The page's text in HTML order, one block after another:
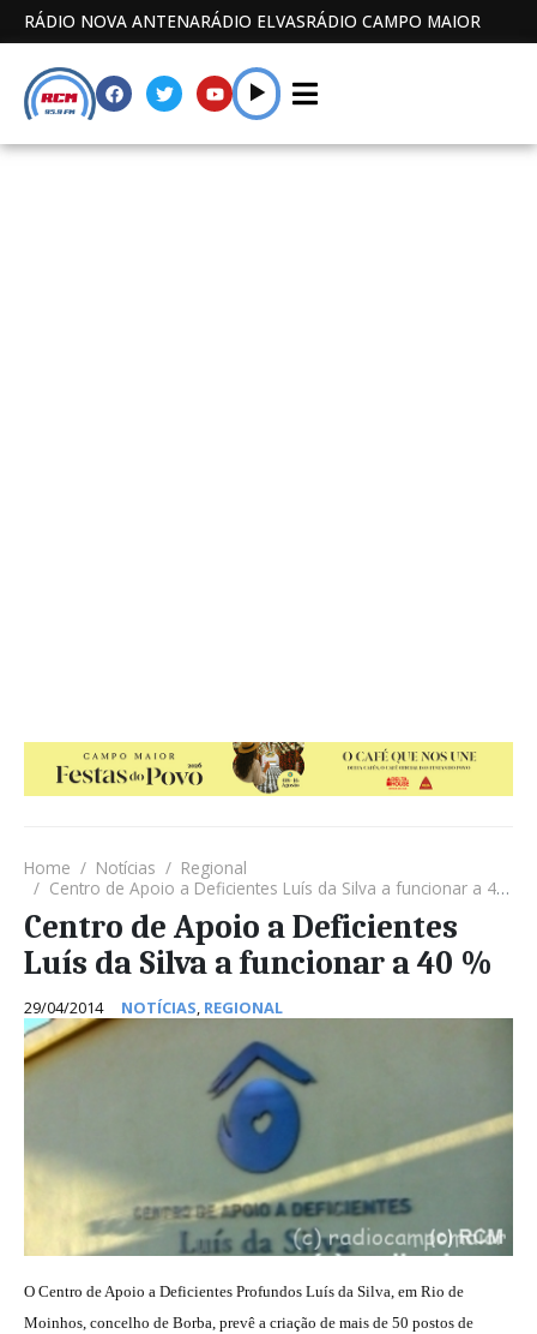
RÁDIO NOVA ANTENARÁDIO ELVASRÁDIO CAMPO MAIOR
Home Notícias
Regional
Centro de Apoio a Deficientes Luís da Silva a funcionar a 40 %
Centro de Apoio a Deficientes
Luís da Silva a funcionar a 40 %
29/04/2014 NOTÍCIAS, REGIONAL
O Centro de Apoio a Deficientes Profundos Luís da Silva, em Rio de
Moinhos, concelho de Borba, prevê a criação de mais de 50 postos de